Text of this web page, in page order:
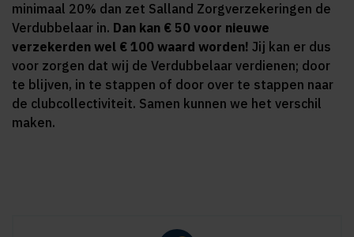
minimaal 20% dan zet Salland Zorgverzekeringen de
Verdubbelaar in. Dan kan € 50 voor nieuwe
verzekerden wel € 100 waard worden! Jij kan er dus
voor zorgen dat wij de Verdubbelaar verdienen; door
te blijven, in te stappen of door over te stappen naar
de clubcollectiviteit. Samen kunnen we het verschil
maken.